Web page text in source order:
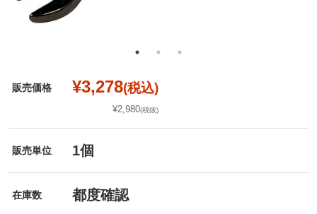
販売価格 ¥3,278(税込)
¥2,980(税抜)
販売単位 1個
在庫数 都度確認